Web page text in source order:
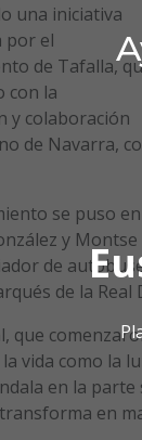
una iniciativa
por el
de Tafalla,
con la
y colaboración
de Navarra,
se puso
y
de
de la Real
que
la vida como la
en la
en